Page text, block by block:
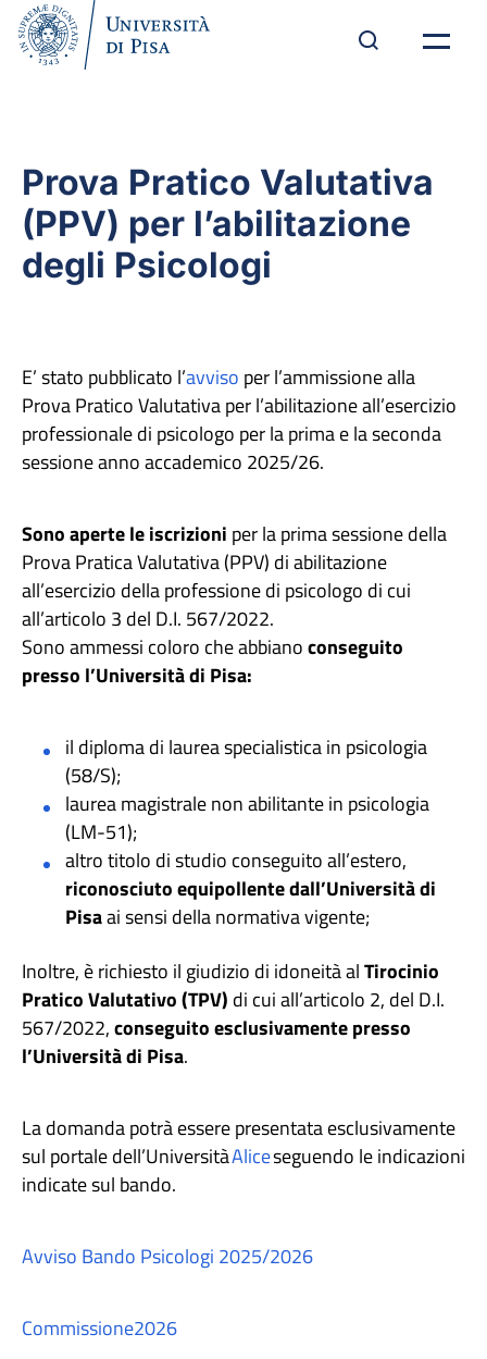
Prova Pratico Valutativa
(PPV) per l’abilitazione
degli Psicologi
E’ stato pubblicato l’avviso per l’ammissione alla
Prova Pratico Valutativa per l’abilitazione all’esercizio
professionale di psicologo per la prima e la seconda
sessione anno accademico 2025/26.
Sono aperte le iscrizioni per la prima sessione della
Prova Pratica Valutativa (PPV) di abilitazione
all’esercizio della professione di psicologo di cui
all’articolo 3 del D.I. 567/2022.
Sono ammessi coloro che abbianoconseguito
presso l’Università di Pisa:
il diploma di laurea specialistica in psicologia
(58/S);
laurea magistrale non abilitante in psicologia
(LM-51);
altro titolo di studio conseguito all’estero,
riconosciuto equipollente dall’Università di
Pisaai sensi della normativa vigente;
Inoltre, è richiesto il giudizio di idoneità alTirocinio
Pratico Valutativo (TPV) di cui all’articolo 2, del D.I.
567/2022,conseguito esclusivamente presso
l’Università di Pisa.
La domanda potrà essere presentata esclusivamente
sul portale dell’UniversitàAliceseguendo le indicazioni
indicate sul bando.
Avviso Bando Psicologi 2025/2026
Commissione2026